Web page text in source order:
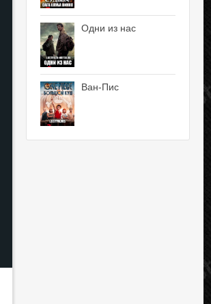
Одни из нас
Ван-Пис